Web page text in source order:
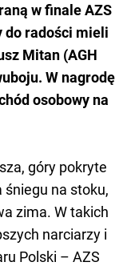
w finale AZS
do radości mieli
Mitan (AGH
W nagrodę
osobowy na
góry pokryte
śniegu na stoku,
zima. W takich
narciarzy i
Polski – AZS